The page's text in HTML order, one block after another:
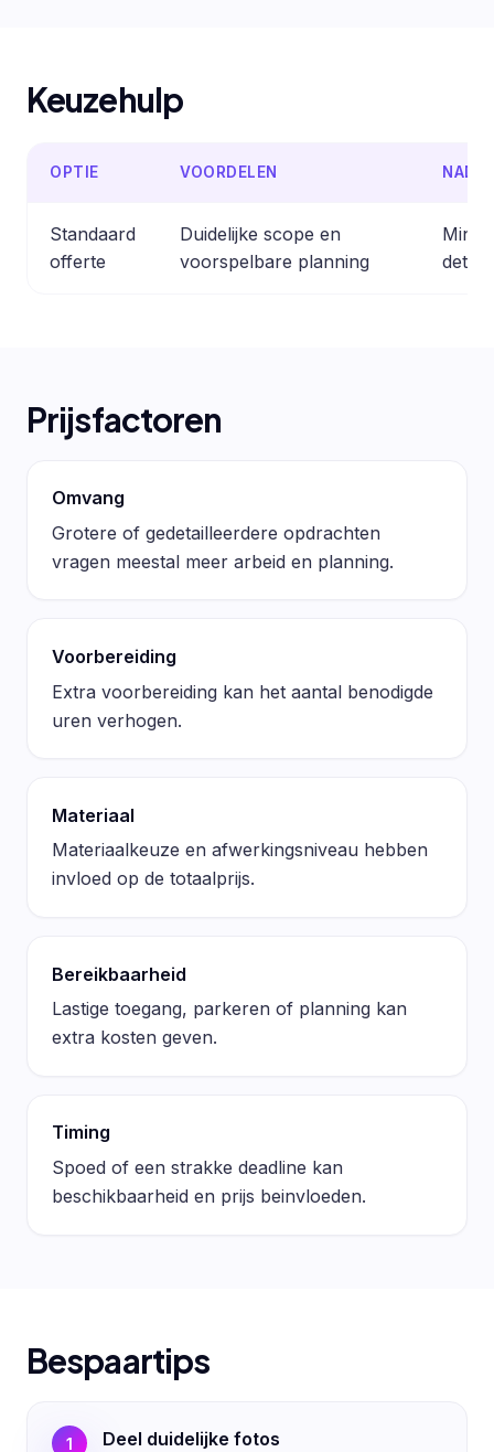
Keuzehulp
OPTIE VOORDELEN
Standaard
offerte
Duidelijke scope en
voorspelbare planning
Prijsfactoren
Omvang
Grotere of gedetailleerdere opdrachten
vragen meestal meer arbeid en planning.
Voorbereiding
Extra voorbereiding kan het aantal benodigde
uren verhogen.
Materiaal
Materiaalkeuze en afwerkingsniveau hebben
invloed op de totaalprijs.
Bereikbaarheid
Lastige toegang, parkeren of planning kan
extra kosten geven.
Timing
Spoed of een strakke deadline kan
beschikbaarheid en prijs beinvloeden.
Bespaartips
1
Deel duidelijke fotos